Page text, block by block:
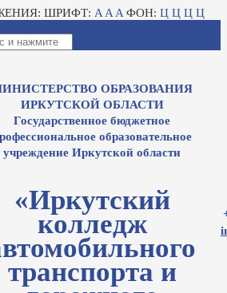
ШРИФТ: A A A ФОН: Ц Ц Ц Ц
ОБРАЗОВАНИЯ
ИРКУТСКОЙ ОБЛАСТИ
Государственное бюджетное
образовательное
учреждение Иркутской области
«Иркутский
колледж
транспорта и